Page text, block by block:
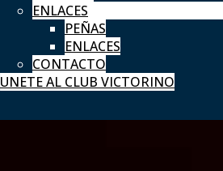
ENLACES
PEÑAS
ENLACES
CONTACTO
UNETE AL CLUB VICTORINO